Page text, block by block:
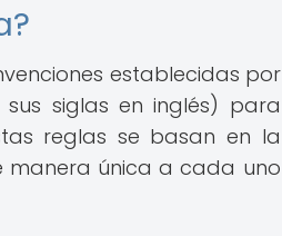
establecidas por
siglas en inglés) para
reglas se basan en la
manera única a cada uno